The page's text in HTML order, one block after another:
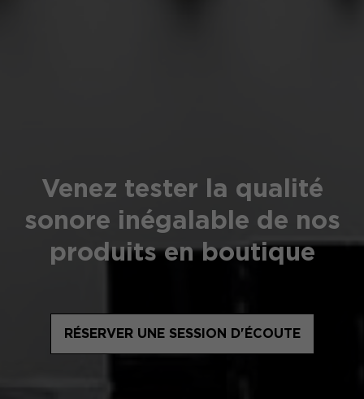
Venez tester la qualité
sonore inégalable de nos
produits en boutique
RÉSERVER UNE SESSION D'ÉCOUTE